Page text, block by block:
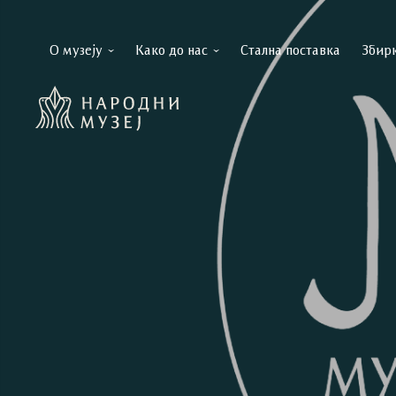
О музеју Како до нас Стална поставка